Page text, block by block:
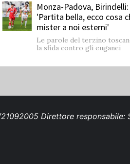
Monza-Padova, Birindelli:
'Partita bella, ecco cosa
mister a noi esterni'
Le parole del terzino
la sfida contro gli euganei
Direttore responsabile: